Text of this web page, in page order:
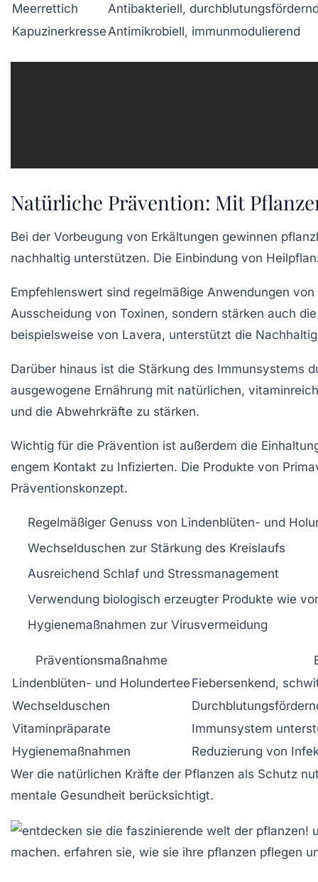
Meerrettich
Antibakteriell,
KapuzinerkresseAntimikrobiell, immunmodulierend
Natürliche Prävention: Mit
Bei der Vorbeugung von Erkältungen gewinnen
nachhaltig unterstützen. Die Einbindung von
Empfehlenswert sind regelmäßige Anwendungen
Ausscheidung von Toxinen, sondern stärken auch
beispielsweise von Lavera, unterstützt die
Darüber hinaus ist die Stärkung des Immunsystems
ausgewogene Ernährung mit natürlichen,
und die Abwehrkräfte zu stärken.
Wichtig für die Prävention ist außerdem die
engem Kontakt zu Infizierten. Die Produkte von
Präventionskonzept.
Regelmäßiger Genuss von Lindenblüten- und
Wechselduschen zur Stärkung des Kreislaufs
Ausreichend Schlaf und Stressmanagement
Verwendung biologisch erzeugter Produkte wie
Hygienemaßnahmen zur Virusvermeidung
Präventionsmaßnahme
Lindenblüten- und Holundertee Fiebersenkend,
Wechselduschen
Vitaminpräparate
Immunsystem
Hygienemaßnahmen
Reduzierung von
Wer die natürlichen Kräfte der Pflanzen als Schutz
mentale Gesundheit berücksichtigt.